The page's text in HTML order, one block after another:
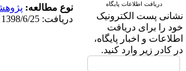
دریافت اطلاعات پایگاه
نشانی پست الکترونیک
خود را برای دریافت
اطلاعات و اخبار پایگاه،
در کادر زیر وارد کنید.
نوع مطالعه:
دریافت: 1398/6/25 | پذیرش: 1398/6/25 | انتشار: 1398/6/25